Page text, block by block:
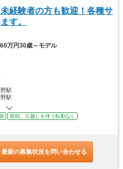
経験者の方も歓迎！各種サ
す。
万円30歳～モデル
駅
駅
原則、引越しを伴う転勤なし
最新の募集状況を問い合わせる